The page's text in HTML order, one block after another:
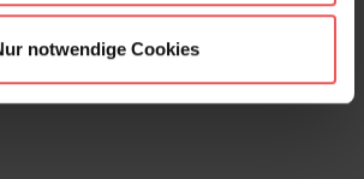
notwendige Cookies